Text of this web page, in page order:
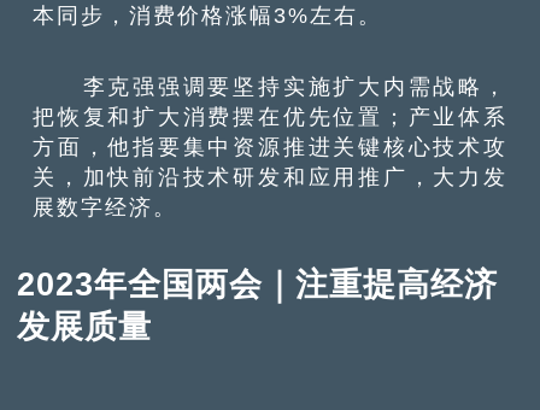
本同步，消费价格涨幅3%左右。
李克强强调要坚持实施扩大内需战略，
把恢复和扩大消费摆在优先位置；产业体系
方面，他指要集中资源推进关键核心技术攻
关，加快前沿技术研发和应用推广，大力发
展数字经济。
2023年全国两会｜注重提高经济
发展质量